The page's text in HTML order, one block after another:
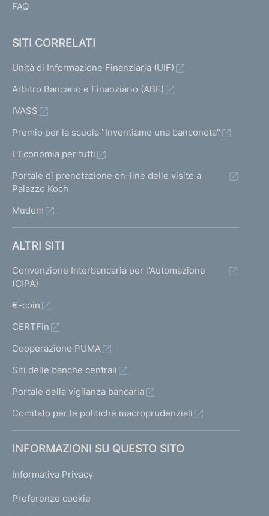
FAQ
SITI CORRELATI
Unità di Informazione Finanziaria (UIF)
Arbitro Bancario e Finanziario (ABF)
IVASS
Premio per la scuola "Inventiamo una banconota"
L'Economia per tutti
Portale di prenotazione on-line delle visite a
Palazzo Koch
Mudem
ALTRI SITI
Convenzione Interbancaria per l'Automazione
(CIPA)
€-coin
CERTFin
Cooperazione PUMA
Siti delle banche centrali
Portale della vigilanza bancaria
Comitato per le politiche macroprudenziali
INFORMAZIONI SU QUESTO SITO
Informativa Privacy
Preferenze cookie